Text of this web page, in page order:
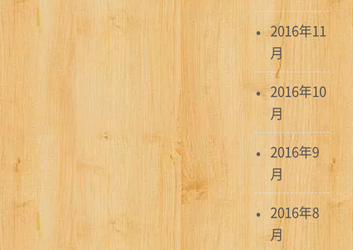
2016年11
月
2016年10
月
2016年9
月
2016年8
月